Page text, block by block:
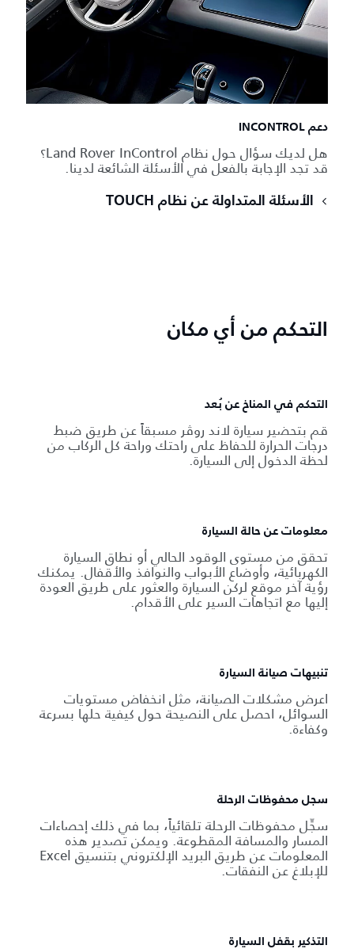
دعم INCONTROL
هل لديك سؤال حول نظام Land Rover InControl؟
قد تجد الإجابة بالفعل في الأسئلة الشائعة لدينا.
الأسئلة المتداولة عن نظام TOUCH
التحكم من أي مكان
التحكم في المناخ عن بُعد
قم بتحضير سيارة لاند روڤر مسبقاً عن طريق ضبط
درجات الحرارة للحفاظ على راحتك وراحة كل الركاب من
لحظة الدخول إلى السيارة.
معلومات عن حالة السيارة
تحقق من مستوى الوقود الحالي أو نطاق السيارة
الكهربائية، وأوضاع الأبواب والنوافذ والأقفال. يمكنك
رؤية آخر موقع لركن السيارة والعثور على طريق العودة
إليها مع اتجاهات السير على الأقدام.
تنبيهات صيانة السيارة
اعرض مشكلات الصيانة، مثل انخفاض مستويات
السوائل، احصل على النصيحة حول كيفية حلها بسرعة
وكفاءة.
سجل محفوظات الرحلة
سجِّل محفوظات الرحلة تلقائياً، بما في ذلك إحصاءات
المسار والمسافة المقطوعة. ويمكن تصدير هذه
المعلومات عن طريق البريد الإلكتروني بتنسيق Excel
للإبلاغ عن النفقات.
التذكير بقفل السيارة